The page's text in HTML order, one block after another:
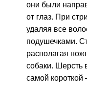
они были
от глаз. При
удаляя все
подушечками.
располагая
собаки. Шерсть
самой